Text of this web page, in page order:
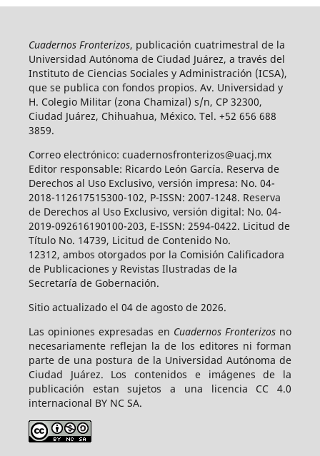
Cuadernos Fronterizos, publicación cuatrimestral de la
Universidad Autónoma de Ciudad Juárez, a través del
Instituto de Ciencias Sociales y Administración (ICSA),
que se publica con fondos propios. Av. Universidad y
H. Colegio Militar (zona Chamizal) s/n, CP 32300,
Ciudad Juárez, Chihuahua, México. Tel. +52 656 688
3859.
Correo electrónico: cuadernosfronterizos@uacj.mx
Editor responsable: Ricardo León García. Reserva de
Derechos al Uso Exclusivo, versión impresa: No. 04-
2018-112617515300-102, P-ISSN: 2007-1248. Reserva
de Derechos al Uso Exclusivo, versión digital: No. 04-
2019-092616190100-203, E-ISSN: 2594-0422. Licitud de
Título No. 14739, Licitud de Contenido No.
12312, ambos otorgados por la Comisión Calificadora
de Publicaciones y Revistas Ilustradas de la
Secretaría de Gobernación.
Sitio actualizado el 04 de agosto de 2026.
Las opiniones expresadas en Cuadernos Fronterizosno
necesariamente reflejan la de los editores ni forman
parte de una postura de la Universidad Autónoma de
Ciudad Juárez. Los contenidos e imágenes de la
publicación estan sujetos a una licencia CC 4.0
internacional BY NC SA.